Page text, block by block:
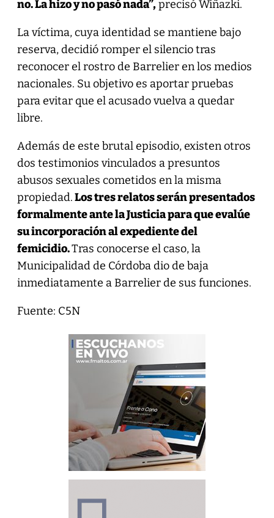
no. La hizo y no pasó nada”,precisó Wiñazki.
La víctima, cuya identidad se mantiene bajo
reserva, decidió romper el silencio tras
reconocer el rostro de Barrelier en los medios
nacionales. Su objetivo es aportar pruebas
para evitar que el acusado vuelva a quedar
libre.
Además de este brutal episodio, existen otros
dos testimonios vinculados a presuntos
abusos sexuales cometidos en la misma
propiedad.Los tres relatos serán presentados
formalmente ante la Justicia para que evalúe
su incorporación al expediente del
femicidio.Tras conocerse el caso, la
Municipalidad de Córdoba dio de baja
inmediatamente a Barrelier de sus funciones.
Fuente: C5N